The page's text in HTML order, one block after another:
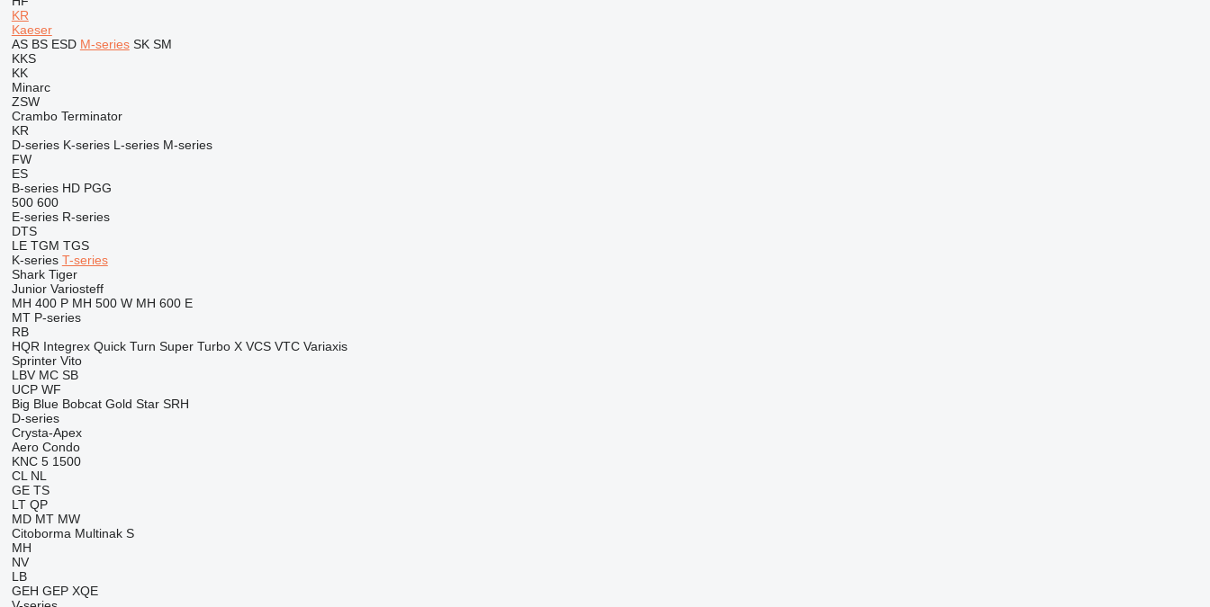
KR
Kaeser
AS BS ESD M-series SK SM
KKS
KK
Minarc
ZSW
Crambo Terminator
KR
D-series K-series L-series M-series
FW
ES
B-series HD PGG
500 600
E-series R-series
DTS
LE TGM TGS
K-series T-series
Shark Tiger
Junior Variosteff
MH 400 P MH 500 W MH 600 E
MT P-series
RB
HQR Integrex Quick Turn Super Turbo X VCS VTC Variaxis
Sprinter Vito
LBV MC SB
UCP WF
Big Blue Bobcat Gold Star SRH
D-series
Crysta-Apex
Aero Condo
KNC 5 1500
CL NL
GE TS
LT QP
MD MT MW
Citoborma Multinak S
MH
NV
LB
GEH GEP XQE